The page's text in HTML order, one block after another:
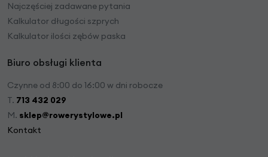
Najczęściej zadawane pytania
Kalkulator długości szprych
Kalkulator ilości zębów paska
Biuro obsługi klienta
Czynne od 8:00 do 16:00 w dni robocze
T. 713 432 029
M. sklep@rowerystylowe.pl
Kontakt